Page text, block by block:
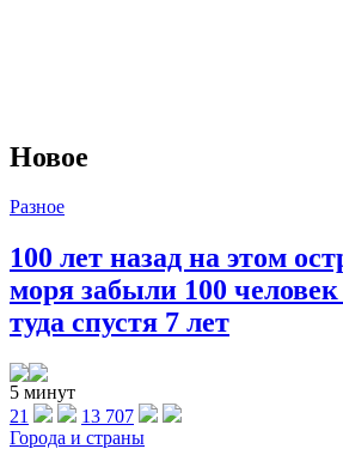
Новое
Разное
100 лет назад на этом
моря забыли 100
туда спустя 7 лет
5 минут
21
13 707
Города и страны